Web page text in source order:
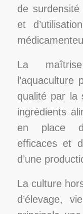
de
et
La
qualité par la
ingrédients
en place
efficaces et
d’une
La culture
d’élevage,